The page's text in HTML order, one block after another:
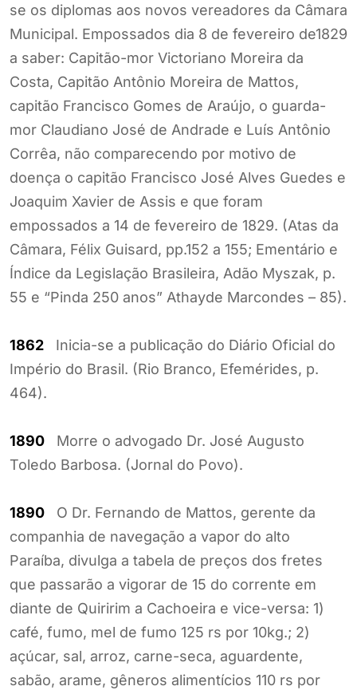
se os diplomas aos novos vereadores da Câmara
Municipal. Empossados dia 8 de fevereiro de1829
a saber: Capitão-mor Victoriano Moreira da
Costa, Capitão Antônio Moreira de Mattos,
capitão Francisco Gomes de Araújo, o guarda-
mor Claudiano José de Andrade e Luís Antônio
Corrêa, não comparecendo por motivo de
doença o capitão Francisco José Alves Guedes e
Joaquim Xavier de Assis e que foram
empossados a 14 de fevereiro de 1829. (Atas da
Câmara, Félix Guisard, pp.152 a 155; Ementário e
Índice da Legislação Brasileira, Adão Myszak, p.
55 e “Pinda 250 anos” Athayde Marcondes – 85).
1862 Inicia-se a publicação do Diário Oficial do
Império do Brasil. (Rio Branco, Efemérides, p.
464).
1890 Morre o advogado Dr. José Augusto
Toledo Barbosa. (Jornal do Povo).
1890 O Dr. Fernando de Mattos, gerente da
companhia de navegação a vapor do alto
Paraíba, divulga a tabela de preços dos fretes
que passarão a vigorar de 15 do corrente em
diante de Quiririm a Cachoeira e vice-versa: 1)
café, fumo, mel de fumo 125 rs por 10kg.; 2)
açúcar, sal, arroz, carne-seca, aguardente,
sabão, arame, gêneros alimentícios 110 rs por